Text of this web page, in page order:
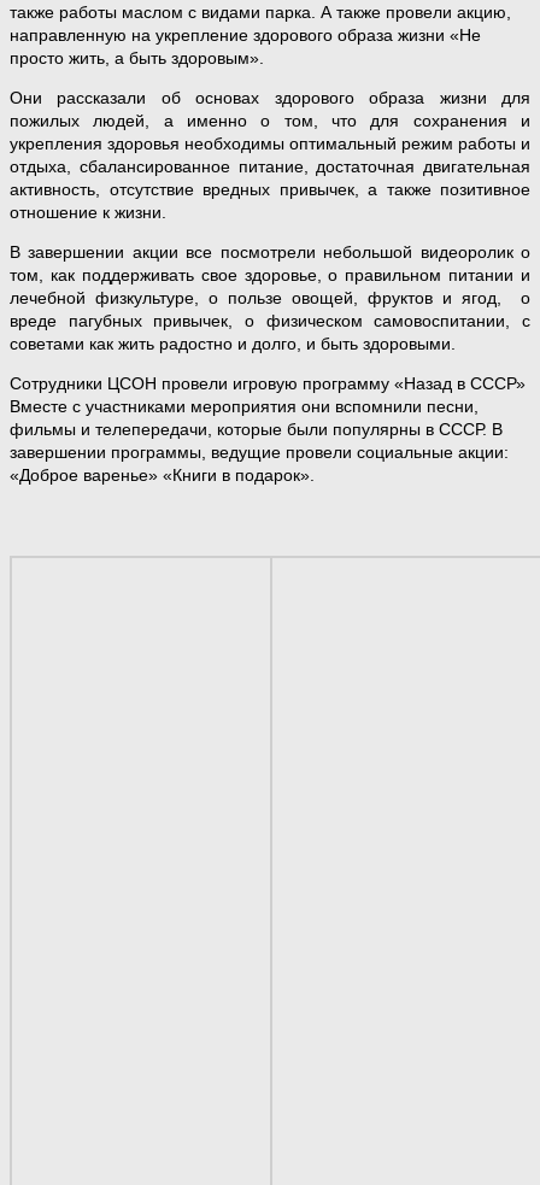
также работы маслом с видами парка. А также провели акцию,
направленную на укрепление здорового образа жизни «Не
просто жить, а быть здоровым».
Они рассказали об основах здорового образа жизни для
пожилых людей, а именно о том, что для сохранения и
укрепления здоровья необходимы оптимальный режим работы и
отдыха, сбалансированное питание, достаточная двигательная
активность, отсутствие вредных привычек, а также позитивное
отношение к жизни.
В завершении акции все посмотрели небольшой видеоролик о
том, как поддерживать свое здоровье, о правильном питании и
лечебной физкультуре, о пользе овощей, фруктов и ягод, о
вреде пагубных привычек, о физическом самовоспитании, с
советами как жить радостно и долго, и быть здоровыми.
Сотрудники ЦСОН провели игровую программу «Назад в СССР»
Вместе с участниками мероприятия они вспомнили песни,
фильмы и телепередачи, которые были популярны в СССР. В
завершении программы, ведущие провели социальные акции:
«Доброе варенье» «Книги в подарок».